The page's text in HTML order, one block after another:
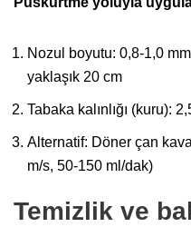
Nozul boyutu: 0,8-1,0
yaklaşık 20 cm
Tabaka kalınlığı (kuru):
Alternatif: Döner çan
m/s, 50-150 ml/dak)
Temizlik ve